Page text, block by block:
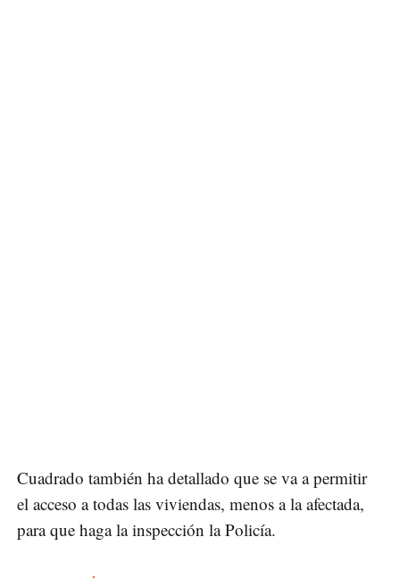
Cuadrado también ha detallado que se va a permitir
el acceso a todas las viviendas, menos a la afectada,
para que haga la inspección la Policía.